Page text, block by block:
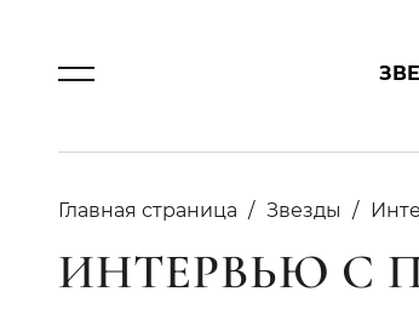
Главная страница Звезды
ИНТЕРВЬЮ С